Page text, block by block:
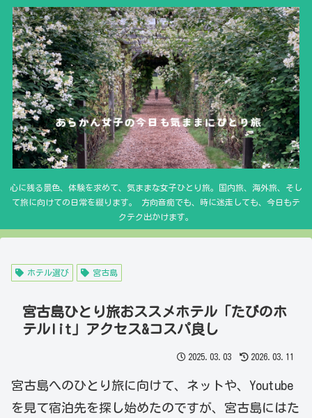
心に残る景色、体験を求めて、気ままな女子ひとり旅。国内旅、海外旅、そし
て旅に向けての日常を綴ります。 方向音痴でも、時に迷走しても、今日もテ
クテク出かけます。
ホテル選び 宮古島
宮古島ひとり旅おススメホテル「たびのホ
テルlit」アクセス&コスパ良し
2025.03.03 2026.03.11
宮古島へのひとり旅に向けて、ネットや、Youtube
を見て宿泊先を探し始めたのですが、宮古島にはた